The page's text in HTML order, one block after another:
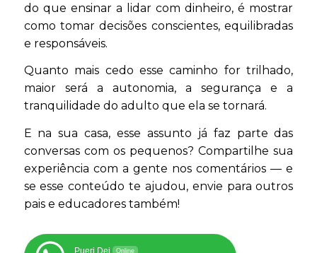
do que ensinar a lidar com dinheiro, é mostrar
como tomar decisões conscientes, equilibradas
e responsáveis.
Quanto mais cedo esse caminho for trilhado,
maior será a autonomia, a segurança e a
tranquilidade do adulto que ela se tornará.
E na sua casa, esse assunto já faz parte das
conversas com os pequenos? Compartilhe sua
experiência com a gente nos comentários — e
se esse conteúdo te ajudou, envie para outros
pais e educadores também!
Pueri Dei Online